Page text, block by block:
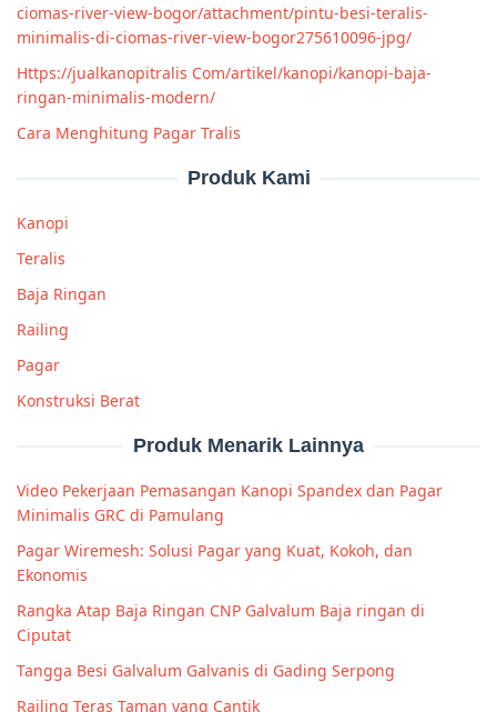
ciomas-river-view-bogor/attachment/pintu-besi-teralis-
minimalis-di-ciomas-river-view-bogor275610096-jpg/
Https://jualkanopitralis Com/artikel/kanopi/kanopi-baja-
ringan-minimalis-modern/
Cara Menghitung Pagar Tralis
Produk Kami
Kanopi
Teralis
Baja Ringan
Railing
Pagar
Konstruksi Berat
Produk Menarik Lainnya
Video Pekerjaan Pemasangan Kanopi Spandex dan Pagar
Minimalis GRC di Pamulang
Pagar Wiremesh: Solusi Pagar yang Kuat, Kokoh, dan
Ekonomis
Rangka Atap Baja Ringan CNP Galvalum Baja ringan di
Ciputat
Tangga Besi Galvalum Galvanis di Gading Serpong
Railing Teras Taman yang Cantik